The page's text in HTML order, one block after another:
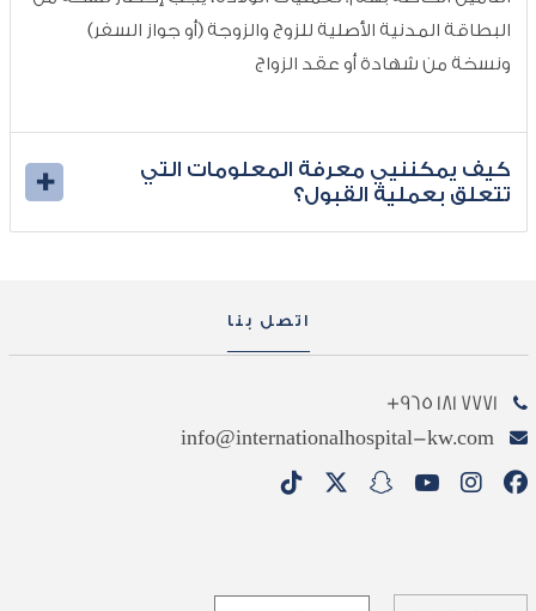
كيف يمكننيي معرفة المعلومات التي
تتعلق بعملية القبول؟
اتصل بنا
7771 181 965+
info@internationalhospital-kw.com